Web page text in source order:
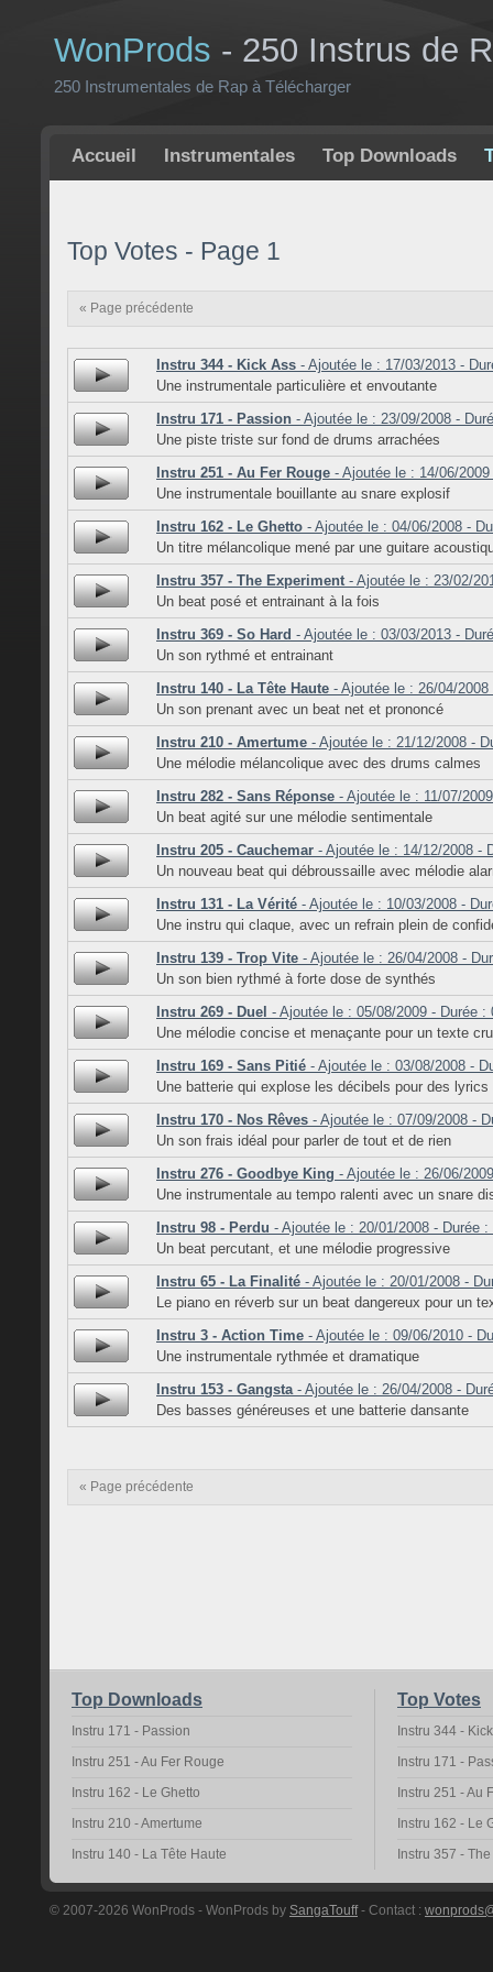
WonProds - 250 Instrus de
250 Instrumentales de Rap à Télécharger
Accueil Instrumentales Top Downloads
Top Votes - Page 1
« Page précédente
Instru 344 - Kick Ass - Ajoutée le : 17/03/2013 -
Une instrumentale particulière et envoutante
Instru 171 - Passion - Ajoutée le : 23/09/2008 -
Une piste triste sur fond de drums arrachées
Instru 251 - Au Fer Rouge - Ajoutée le : 14/06/
Une instrumentale bouillante au snare explosif
Instru 162 - Le Ghetto - Ajoutée le : 04/06/2008 -
Un titre mélancolique mené par une guitare
Instru 357 - The Experiment - Ajoutée le : 23/02/
Un beat posé et entrainant à la fois
Instru 369 - So Hard - Ajoutée le : 03/03/2013 -
Un son rythmé et entrainant
Instru 140 - La Tête Haute - Ajoutée le : 26/04/
Un son prenant avec un beat net et prononcé
Instru 210 - Amertume - Ajoutée le : 21/12/2008 -
Une mélodie mélancolique avec des drums calmes
Instru 282 - Sans Réponse - Ajoutée le : 11/07/
Un beat agité sur une mélodie sentimentale
Instru 205 - Cauchemar - Ajoutée le : 14/12/2008 -
Un nouveau beat qui débroussaille avec mélodie
Instru 131 - La Vérité - Ajoutée le : 10/03/2008 -
Une instru qui claque, avec un refrain plein de
Instru 139 - Trop Vite - Ajoutée le : 26/04/2008 -
Un son bien rythmé à forte dose de synthés
Instru 269 - Duel - Ajoutée le : 05/08/2009 - Durée :
Une mélodie concise et menaçante pour un texte cru
Instru 169 - Sans Pitié - Ajoutée le : 03/08/2008 -
Une batterie qui explose les décibels pour des lyrics
Instru 170 - Nos Rêves - Ajoutée le : 07/09/2008 -
Un son frais idéal pour parler de tout et de rien
Instru 276 - Goodbye King - Ajoutée le : 26/06/
Une instrumentale au tempo ralenti avec un snare
Instru 98 - Perdu - Ajoutée le : 20/01/2008 - Durée :
Un beat percutant, et une mélodie progressive
Instru 65 - La Finalité - Ajoutée le : 20/01/2008 -
Le piano en réverb sur un beat dangereux pour un
Instru 3 - Action Time - Ajoutée le : 09/06/2010 -
Une instrumentale rythmée et dramatique
Instru 153 - Gangsta - Ajoutée le : 26/04/2008 -
Des basses généreuses et une batterie dansante
« Page précédente
Top Downloads
Instru 171 - Passion
Instru 251 - Au Fer Rouge
Instru 162 - Le Ghetto
Instru 210 - Amertume
Instru 140 - La Tête Haute
Top Votes
Instru 344 -
Instru 171 -
Instru 251 - Au
Instru 162 - Le
Instru 357 -
© 2007-2026 WonProds - WonProds by SangaTouff- Contact :